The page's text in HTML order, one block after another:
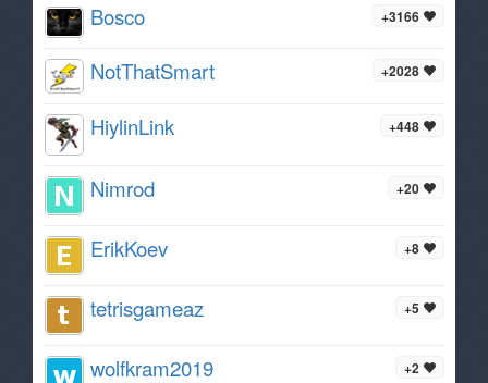
+3166
Bosco
+2028
NotThatSmart
+448
HiylinLink
+20
Nimrod
+8
ErikKoev
+5
tetrisgameaz
+2
wolfkram2019